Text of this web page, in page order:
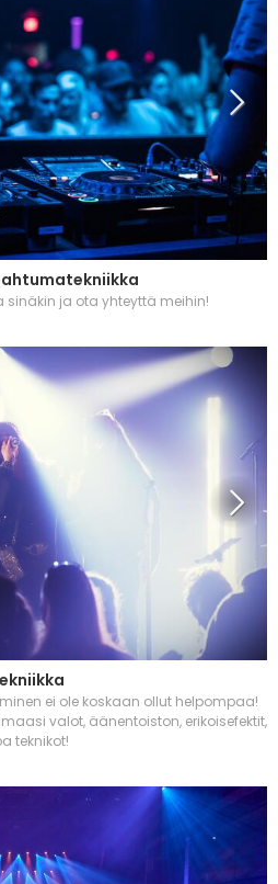
sinäkin ja ota yhteyttä meihin!
ei ole koskaan ollut helpompaa!
valot, äänentoiston, erikoisefektit,
teknikot!